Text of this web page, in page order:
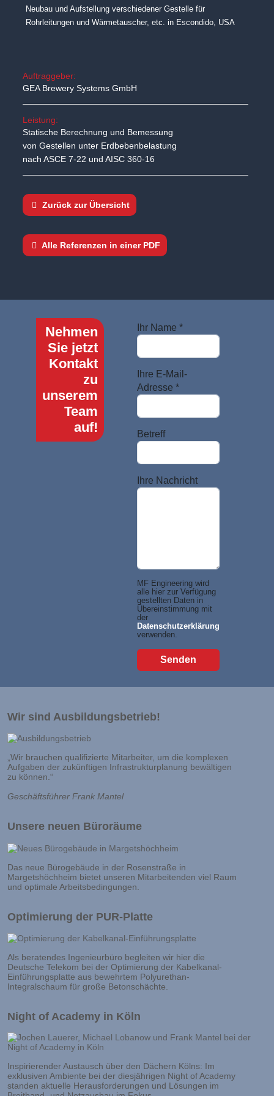
Neubau und Aufstellung verschiedener Gestelle für
Rohrleitungen und Wärmetauscher, etc. in Escondido, USA
Auftraggeber:
GEA Brewery Systems GmbH
Leistung:
Statische Berechnung und Bemessung
von Gestellen unter Erdbebenbelastung
nach ASCE 7-22 und AISC 360-16
Zurück zur Übersicht
Alle Referenzen in einer PDF
Nehmen
Sie jetzt
Kontakt
zu
unserem
Team
auf!
Ihr Name *
Ihre E-Mail-
Adresse *
Betreff
Ihre Nachricht
MF Engineering wird
alle hier zur Verfügung
gestellten Daten in
Übereinstimmung mit
der
Datenschutzerklärung
verwenden.
Wir sind Ausbildungsbetrieb!
„Wir brauchen qualifizierte Mitarbeiter, um die komplexen
Aufgaben der zukünftigen Infrastrukturplanung bewältigen
zu können.“
Geschäftsführer Frank Mantel
Unsere neuen Büroräume
Das neue Bürogebäude in der Rosenstraße in
Margetshöchheim bietet unseren Mitarbeitenden viel Raum
und optimale Arbeitsbedingungen.
Optimierung der PUR-Platte
Als beratendes Ingenieurbüro begleiten wir hier die
Deutsche Telekom bei der Optimierung der Kabelkanal-
Einführungsplatte aus bewehrtem Polyurethan-
Integralschaum für große Betonschächte.
Night of Academy in Köln
Inspirierender Austausch über den Dächern Kölns: Im
exklusiven Ambiente bei der diesjährigen Night of Academy
standen aktuelle Herausforderungen und Lösungen im